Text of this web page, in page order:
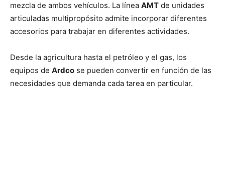
mezcla de ambos vehículos. La línea AMT de unidades
articuladas multipropósito admite incorporar diferentes
accesorios para trabajar en diferentes actividades.
Desde la agricultura hasta el petróleo y el gas, los
equipos de Ardco se pueden convertir en función de las
necesidades que demanda cada tarea en particular.